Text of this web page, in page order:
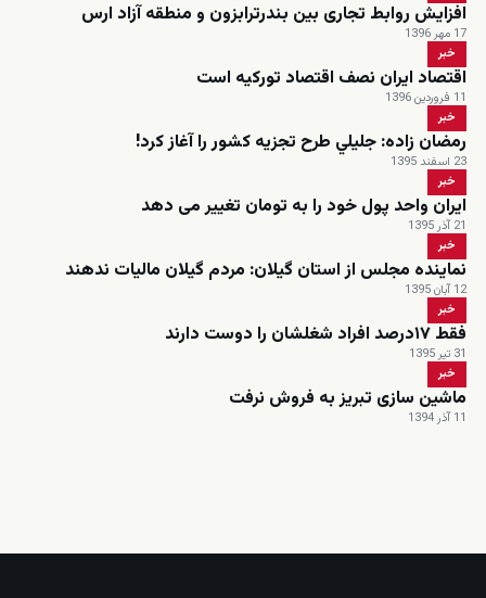
افزایش روابط تجاری بین بندرترابزون و منطقه آزاد ارس
17 مهر 1396
خبر
اقتصاد ایران نصف اقتصاد تورکیه است
11 فروردین 1396
خبر
رمضان زاده: جليلي طرح تجزيه كشور را آغاز كرد!
23 اسفند 1395
خبر
ایران واحد پول خود را به تومان تغییر می دهد
21 آذر 1395
خبر
نماینده مجلس از استان گیلان: مردم گیلان مالیات ندهند
12 آبان 1395
خبر
فقط ۱۷درصد افراد شغلشان را دوست دارند
31 تیر 1395
خبر
ماشین سازی تبریز به فروش نرفت
11 آذر 1394